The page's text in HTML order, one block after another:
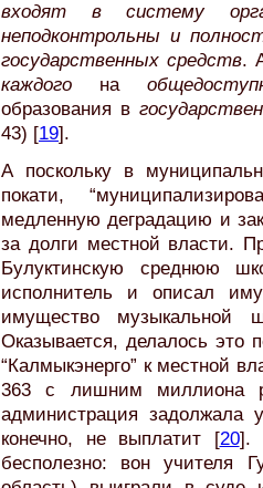
входят в систему
неподконтрольны и
государственных средств.
каждого на
образования в
43) [19].
А поскольку в
покати,
медленную деградацию и
за долги местной власти.
Булуктинскую среднюю
исполнитель и описал
имущество музыкальной
Оказывается, делалось это
“Калмыкэнерго” к местной
363 с лишним миллиона
администрация
конечно, не выплатит [20].
бесполезно: вон учителя